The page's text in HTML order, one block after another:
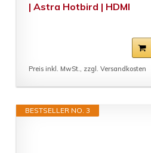
| Astra Hotbird | HDMI
Preis inkl. MwSt., zzgl. Versandkosten
BESTSELLER NO. 3